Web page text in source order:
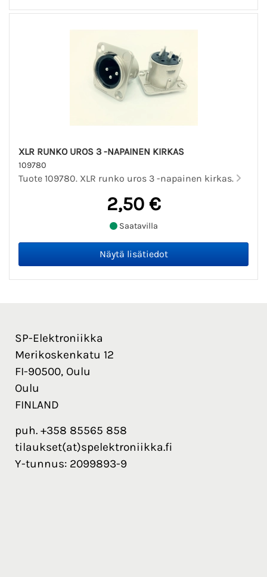
XLR RUNKO UROS 3 -NAPAINEN KIRKAS
109780
Tuote 109780. XLR runko uros 3 -napainen kirkas.
2,50 €
Saatavilla
SP-Elektroniikka
Merikoskenkatu 12
FI-90500, Oulu
Oulu
FINLAND
puh. +358 85565 858
tilaukset(at)spelektroniikka.fi
Y-tunnus: 2099893-9